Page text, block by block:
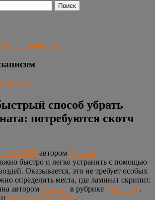
содержимому
→
способ убрать
потребуются скотч
2025 автором News.ru
быстро и легко устранить с помощью
Оказывается, это не требует особых
определить места, где ламинат скрипит.
автором News.ru в рубрике Дом и сад.
постоянную ссылку.